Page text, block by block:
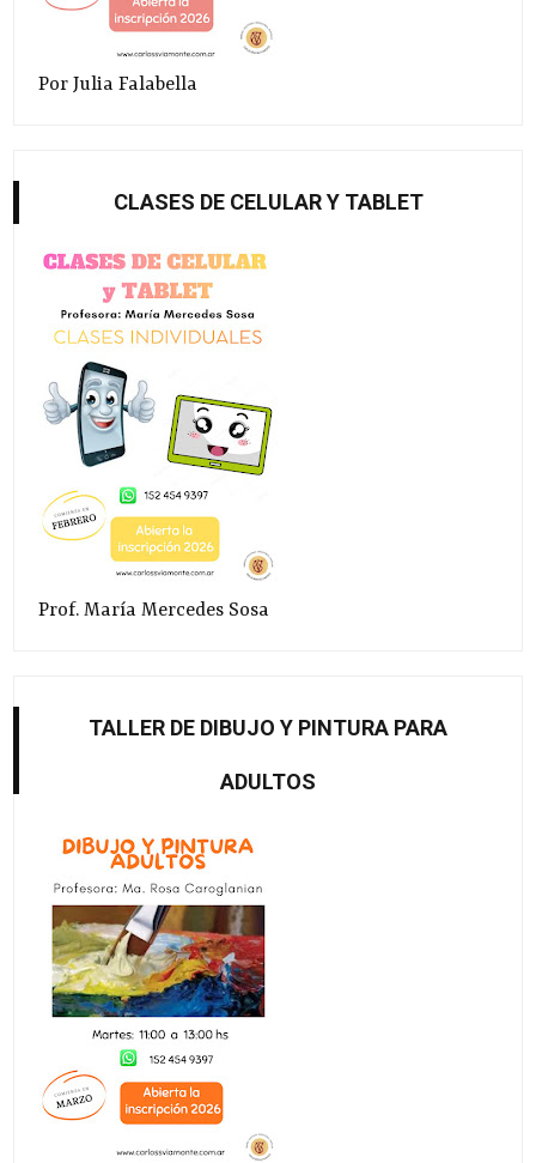
Por Julia Falabella
CLASES DE CELULAR Y TABLET
Prof. María Mercedes Sosa
TALLER DE DIBUJO Y PINTURA PARA
ADULTOS